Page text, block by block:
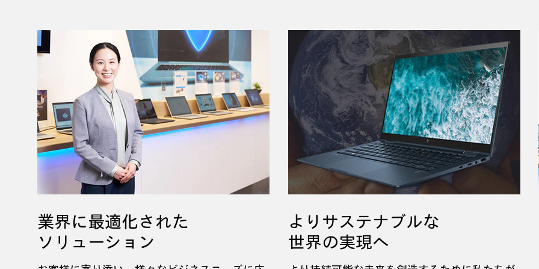
業界に最適化された
ソリューション
よりサステナブルな
世界の実現へ